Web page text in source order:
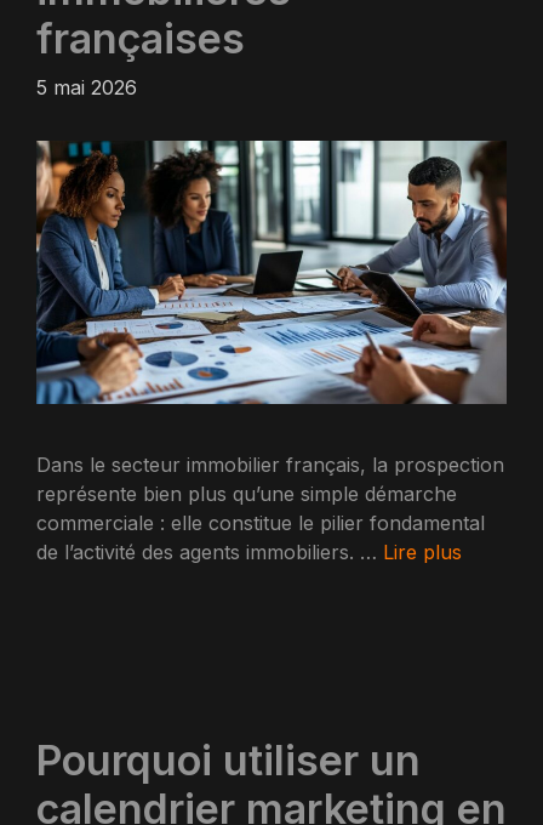
françaises
5 mai 2026
Dans le secteur immobilier français, la prospection
représente bien plus qu’une simple démarche
commerciale : elle constitue le pilier fondamental
de l’activité des agents immobiliers. … Lire plus
Pourquoi utiliser un
calendrier marketing en